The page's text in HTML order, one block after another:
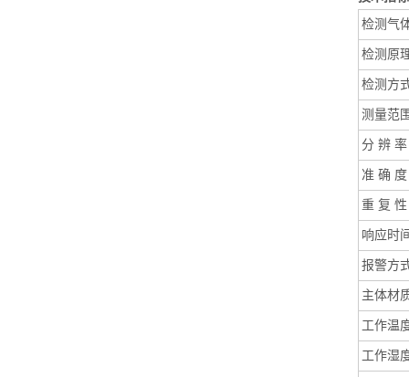
检测气
检测原
检测方
测量范
分 辨
准 确
重 复
响应时
报警方
主体材
工作温
工作湿